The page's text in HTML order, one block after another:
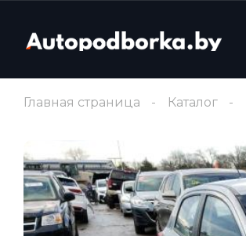
Главная страница Каталог